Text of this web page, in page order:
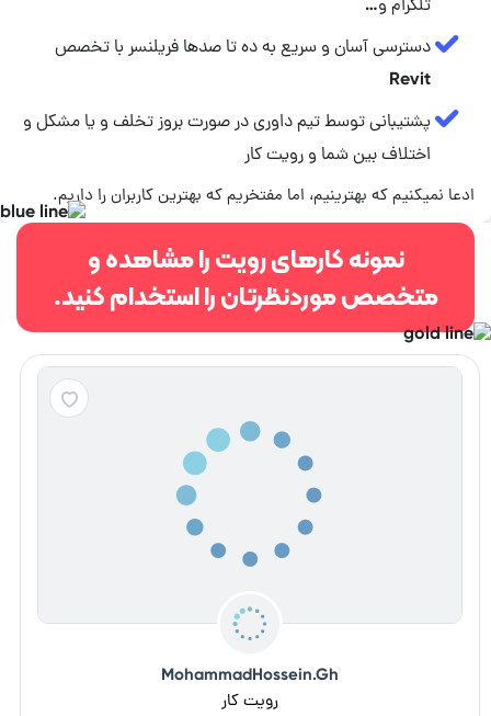
تلگرام و…
دسترسی آسان و سریع به ده تا صدها فریلنسر با تخصص
Revit
پشتیبانی توسط تیم داوری در صورت بروز تخلف و یا مشکل و
اختلاف بین شما و رویت کار
ادعا نمیکنیم که بهترینیم، اما مفتخریم که بهترین کاربران را داریم.
نمونه کارهای رویت را مشاهده و
متخصص موردنظرتان را استخدام کنید.
MohammadHossein.Gh
رویت کار